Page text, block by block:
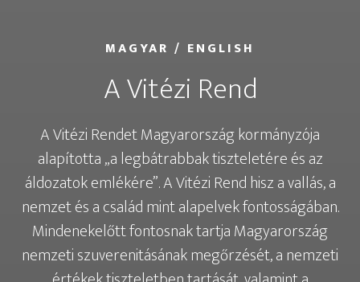
MAGYAR / ENGLISH
A Vitézi Rend
A Vitézi Rendet Magyarország kormányzója
alapította „a legbátrabbak tiszteletére és az
áldozatok emlékére”. A Vitézi Rend hisz a vallás, a
nemzet és a család mint alapelvek fontosságában.
Mindenekelőtt fontosnak tartja Magyarország
nemzeti szuverenitásának megőrzését, a nemzeti